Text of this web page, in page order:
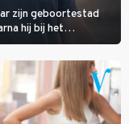
zijn geboortestad
hij bij het
te vermoeden